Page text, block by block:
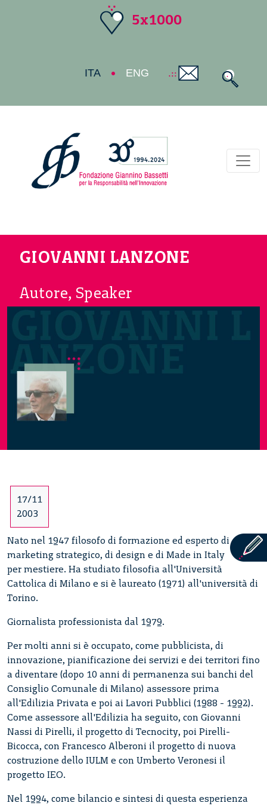
5x1000
ITA ENG
GIOVANNI LANZONE
Autore, Speaker
17/11
2003
Nato nel 1947 filosofo di formazione ed esperto di
marketing strategico, di design e di Made in Italy
per mestiere. Ha studiato filosofia all'Università
Cattolica di Milano e si è laureato (1971) all'università di
Torino.
Giornalista professionista dal 1979.
Per molti anni si è occupato, come pubblicista, di
innovazione, pianificazione dei servizi e dei territori fino
a diventare (dopo 10 anni di permanenza sui banchi del
Consiglio Comunale di Milano) assessore prima
all'Edilizia Privata e poi ai Lavori Pubblici (1988 - 1992).
Come assessore all'Edilizia ha seguito, con Giovanni
Nassi di Pirelli, il progetto di Tecnocity, poi Pirelli-
Bicocca, con Francesco Alberoni il progetto di nuova
costruzione dello IULM e con Umberto Veronesi il
progetto IEO.
Nel 1994, come bilancio e sintesi di questa esperienza